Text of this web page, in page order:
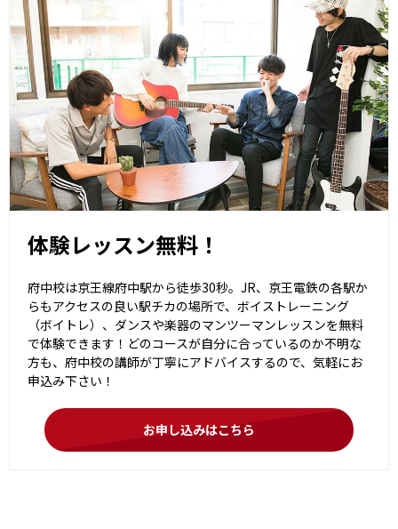
体験レッスン無料！
府中校は京王線府中駅から徒歩30秒。JR、京王電鉄の各駅か
らもアクセスの良い駅チカの場所で、ボイストレーニング
（ボイトレ）、ダンスや楽器のマンツーマンレッスンを無料
で体験できます！どのコースが自分に合っているのか不明な
方も、府中校の講師が丁寧にアドバイスするので、気軽にお
申込み下さい！
お申し込みはこちら